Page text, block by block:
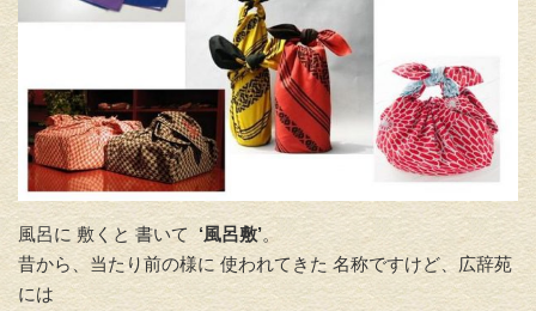
風呂に 敷くと 書いて ‘風呂敷’。
昔から、当たり前の様に 使われてきた 名称ですけど、広辞苑
には